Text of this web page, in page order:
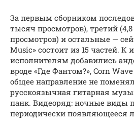
За первым сборником
тысяч просмотров), третий
просмотров) и остальные —
Music» состоит из 15 частей. К
исполнителям добавились
вроде «Где Фантом?», Corn
общее направление не
русскоязычная гитарная
панк. Видеоряд: ночные виды
периодически появляющееся